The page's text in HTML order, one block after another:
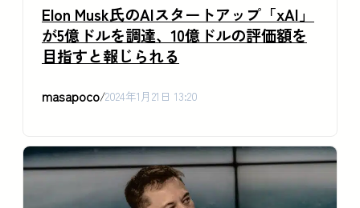
Elon Musk氏のAIスタートアップ「xAI」
が5億ドルを調達、10億ドルの評価額を
目指すと報じられる
masapoco/2024年1月21日 13:20